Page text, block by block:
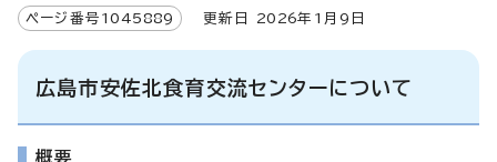
ページ番号 1045889 更新日 2026年1月9日
広島市安佐北食育交流センターについて
概要